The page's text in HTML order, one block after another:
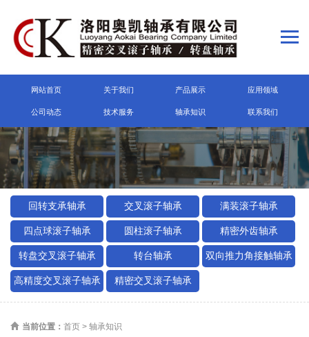
网站首页 关于我们 产品展示 应用领域
公司动态 技术服务 轴承知识 联系我们
回转支承轴承 交叉滚子轴承 满装滚子轴承
四点球滚子轴承 圆柱滚子轴承 精密外齿轴承
转盘交叉滚子轴承 转台轴承 双向推力角接触轴承
高精度交叉滚子轴承 精密交叉滚子轴承
当前位置： 首页 > 轴承知识